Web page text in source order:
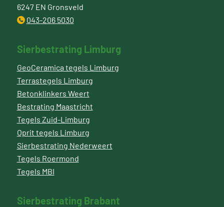
6247 EN Gronsveld
043-206 5030
Sierbestrating Limburg
GeoCeramica tegels Limburg
Terrastegels Limburg
Betonklinkers Weert
Bestrating Maastricht
Tegels Zuid-Limburg
Oprit tegels Limburg
Sierbestrating Nederweert
Tegels Roermond
Tegels MBI
Sierbestrating Brabant